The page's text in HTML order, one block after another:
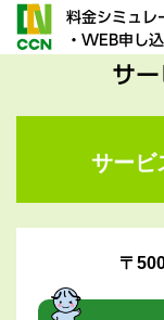
料金シミュレ
・WEB申し
サ
サービ
〒